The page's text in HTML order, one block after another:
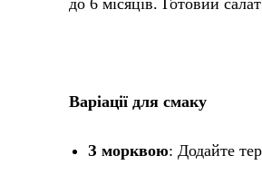
до 6 місяців. Готовий
Варіації для смаку
З морквою: Додайте